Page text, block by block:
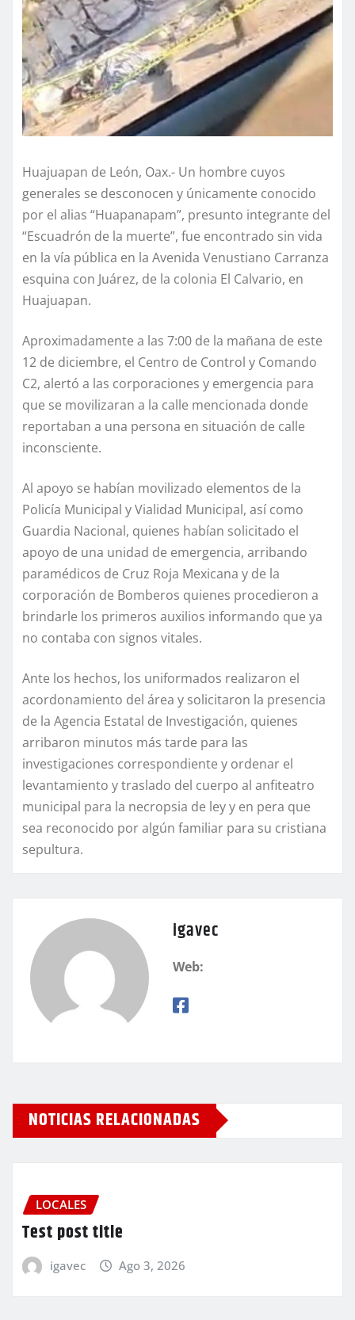
Huajuapan de León, Oax.- Un hombre cuyos
generales se desconocen y únicamente conocido
por el alias “Huapanapam”, presunto integrante del
“Escuadrón de la muerte”, fue encontrado sin vida
en la vía pública en la Avenida Venustiano Carranza
esquina con Juárez, de la colonia El Calvario, en
Huajuapan.
Aproximadamente a las 7:00 de la mañana de este
12 de diciembre, el Centro de Control y Comando
C2, alertó a las corporaciones y emergencia para
que se movilizaran a la calle mencionada donde
reportaban a una persona en situación de calle
inconsciente.
Al apoyo se habían movilizado elementos de la
Policía Municipal y Vialidad Municipal, así como
Guardia Nacional, quienes habían solicitado el
apoyo de una unidad de emergencia, arribando
paramédicos de Cruz Roja Mexicana y de la
corporación de Bomberos quienes procedieron a
brindarle los primeros auxilios informando que ya
no contaba con signos vitales.
Ante los hechos, los uniformados realizaron el
acordonamiento del área y solicitaron la presencia
de la Agencia Estatal de Investigación, quienes
arribaron minutos más tarde para las
investigaciones correspondiente y ordenar el
levantamiento y traslado del cuerpo al anfiteatro
municipal para la necropsia de ley y en pera que
sea reconocido por algún familiar para su cristiana
sepultura.
igavec
Web:
NOTICIAS RELACIONADAS
LOCALES
Test post title
igavec Ago 3, 2026